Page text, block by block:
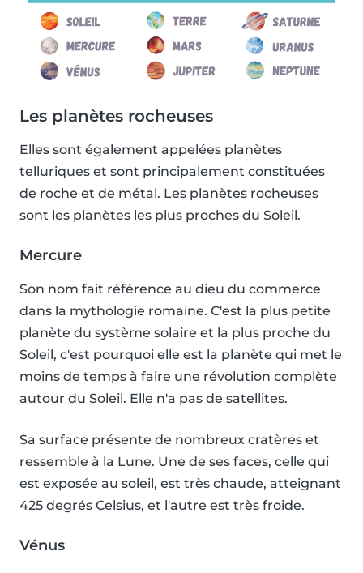
Les planètes rocheuses
Elles sont également appelées planètes
telluriques et sont principalement constituées
de roche et de métal. Les planètes rocheuses
sont les planètes les plus proches du Soleil.
Mercure
Son nom fait référence au dieu du commerce
dans la mythologie romaine. C'est la plus petite
planète du système solaire et la plus proche du
Soleil, c'est pourquoi elle est la planète qui met le
moins de temps à faire une révolution complète
autour du Soleil. Elle n'a pas de satellites.
Sa surface présente de nombreux cratères et
ressemble à la Lune. Une de ses faces, celle qui
est exposée au soleil, est très chaude, atteignant
425 degrés Celsius, et l'autre est très froide.
Vénus